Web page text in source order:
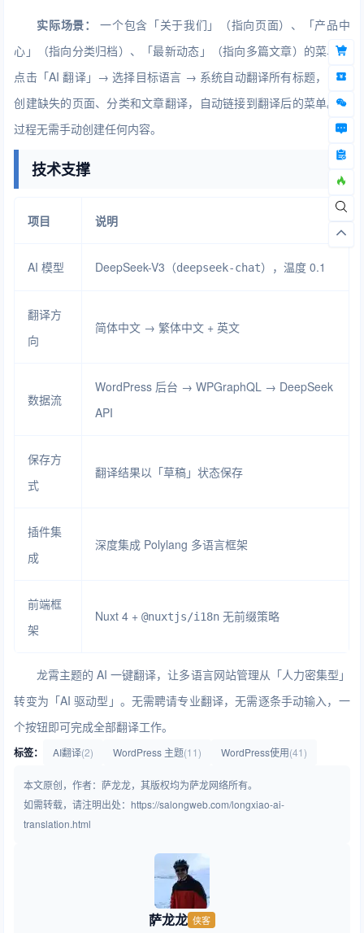
实际场景：
一个包含「关于我们」（指向页面）、「产品中
心」（指向分类归档）、「最新动态」（指向多篇文章）的菜单，
点击「AI 翻译」→ 选择目标语言 → 系统自动翻译所有标题，自动
创建缺失的页面、分类和文章翻译，自动链接到翻译后的菜单。全
过程无需手动创建任何内容。
技术支撑
项目 说明
AI 模型 DeepSeek-V3（deepseek-chat），温度 0.1
翻译方
向
简体中文 → 繁体中文 + 英文
数据流
WordPress 后台 → WPGraphQL → DeepSeek
API
保存方
式
翻译结果以「草稿」状态保存
插件集
成
深度集成 Polylang 多语言框架
前端框
架
Nuxt 4 +@nuxtjs/i18n 无前缀策略
龙霄主题的 AI 一键翻译，让多语言网站管理从「人力密集型」
转变为「AI 驱动型」。无需聘请专业翻译，无需逐条手动输入，一
个按钮即可完成全部翻译工作。
标签： AI翻译(2) WordPress 主题(11) WordPress使用(41)
本文原创，作者：萨龙龙，其版权均为萨龙网络所有。
如需转载，请注明出处：https://salongweb.com/longxiao-ai-
translation.html
萨龙龙 侠客